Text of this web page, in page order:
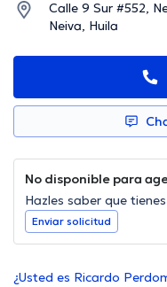
Calle 9 Sur #552,
Neiva, Huila
No disponible para
Hazles saber que
Enviar solicitud
¿Usted es Ricardo